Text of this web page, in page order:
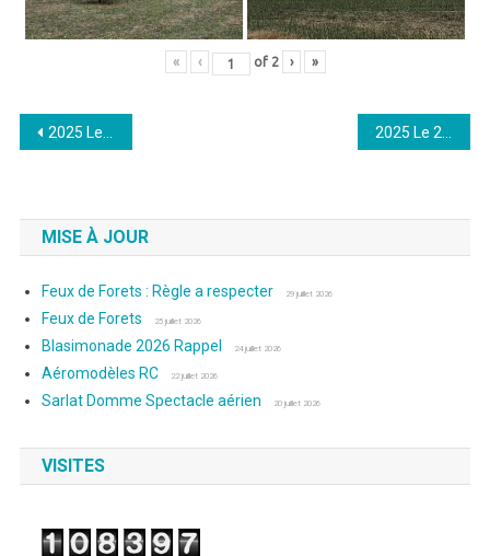
« ‹ of 2 › »
Navigation
l’article
2025 Le 14 Juillet : Photos de Laurence
MISE À JOUR
Feux de Forets : Règle a respecter 29 juillet 2026
Feux de Forets 25 juillet 2026
Blasimonade 2026 Rappel 24 juillet 2026
Aéromodèles RC 22 juillet 2026
Sarlat Domme Spectacle aérien 20 juillet 2026
VISITES